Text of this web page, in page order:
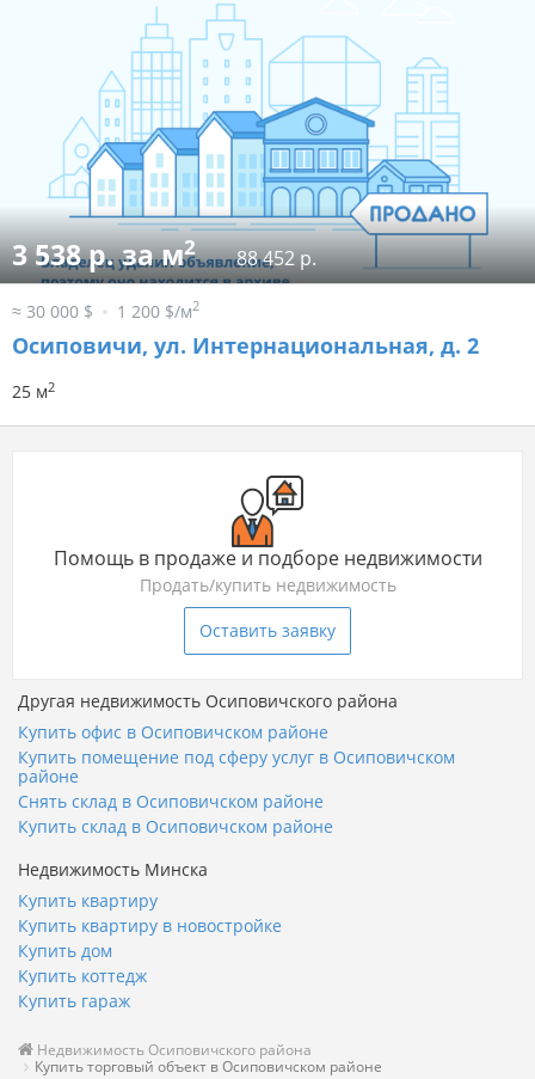
3 538 р. за м2 88 452 р.
≈ 30 000 $ 1 200 $/м2
Осиповичи, ул. Интернациональная, д. 2
25 м2
Помощь в продаже и подборе недвижимости
Продать/купить недвижимость
Оставить заявку
Другая недвижимость Осиповичского района
Купить офис в Осиповичском районе
Купить помещение под сферу услуг в Осиповичском
районе
Снять склад в Осиповичском районе
Купить склад в Осиповичском районе
Недвижимость Минска
Купить квартиру
Купить квартиру в новостройке
Купить дом
Купить коттедж
Купить гараж
Недвижимость Осиповичского района
Купить торговый объект в Осиповичском районе